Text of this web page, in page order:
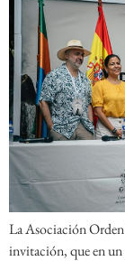
La Asociación Orden
invitación, que en